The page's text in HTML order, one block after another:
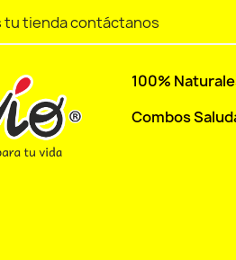
tu tienda contáctanos
100%
Combos